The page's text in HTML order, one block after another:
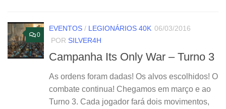
0
EVENTOS / LEGIONÁRIOS 40K 06/03/2016
POR SILVER4H
Campanha Its Only War – Turno 3
As ordens foram dadas! Os alvos escolhidos! O
combate continua! Chegamos em março e ao
Turno 3. Cada jogador fará dois movimentos,